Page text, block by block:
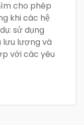
cho phép
khi các hệ
sử dụng
lưu lượng và
với các yêu